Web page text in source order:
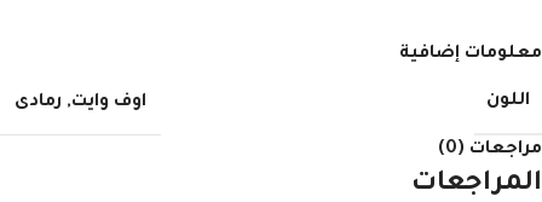
معلومات إضافية
اللون اوف وايت, رمادى
مراجعات (0)
المراجعات